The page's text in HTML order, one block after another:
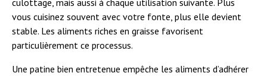
vous cuisinez souvent avec votre fonte, plus elle devient
stable. Les aliments riches en graisse favorisent
particulièrement ce processus.
Une patine bien entretenue empêche les aliments d’adhérer